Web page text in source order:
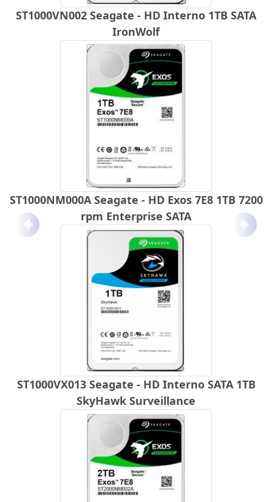
ST1000VN002 Seagate - HD Interno 1TB SATA
IronWolf
ST1000NM000A Seagate - HD Exos 7E8 1TB 7200
rpm Enterprise SATA
ST1000VX013 Seagate - HD Interno SATA 1TB
SkyHawk Surveillance
Anterior